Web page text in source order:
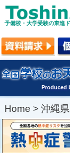
予備校・大学受験の東進
Produced
Home > 沖縄県